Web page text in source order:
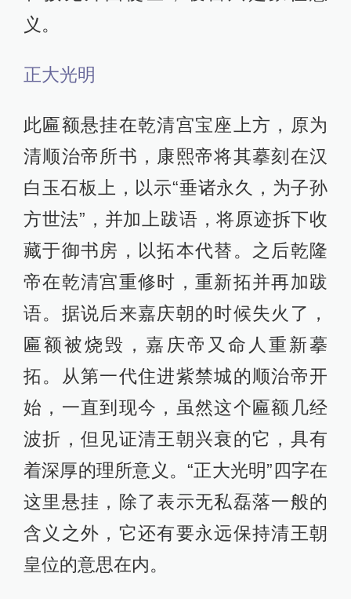
义。
正大光明
此匾额悬挂在乾清宫宝座上方，原为
清顺治帝所书，康熙帝将其摹刻在汉
白玉石板上，以示“垂诸永久，为子孙
方世法”，并加上跋语，将原迹拆下收
藏于御书房，以拓本代替。之后乾隆
帝在乾清宫重修时，重新拓并再加跋
语。据说后来嘉庆朝的时候失火了，
匾额被烧毁，嘉庆帝又命人重新摹
拓。从第一代住进紫禁城的顺治帝开
始，一直到现今，虽然这个匾额几经
波折，但见证清王朝兴衰的它，具有
着深厚的理所意义。“正大光明”四字在
这里悬挂，除了表示无私磊落一般的
含义之外，它还有要永远保持清王朝
皇位的意思在内。